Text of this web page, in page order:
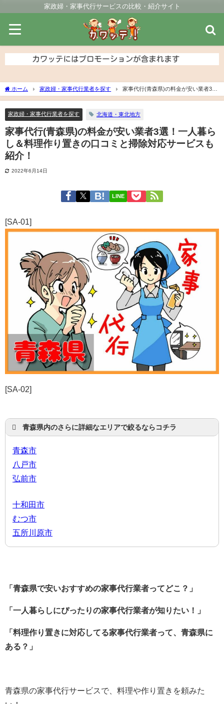
家政婦・家事代行サービスの比較・紹介サイト
ホーム 家政婦・家事代行業者を探す
家事代行(青森県)の料金が安い業者3
選！一人暮らし＆料理作り置きの口コミと掃除対応サービスも紹介！
家政婦・家事代行業者を探す 北海道・東北地方
家事代行(青森県)の料金が安い業者3選！一人暮ら
し＆料理作り置きの口コミと掃除対応サービスも
紹介！
2022年6月14日
LINE
[SA-01]
[SA-02]
青森県内のさらに詳細なエリアで絞るならコチラ
青森市
八戸市
弘前市
十和田市
むつ市
五所川原市
「青森県で安いおすすめの家事代行業者ってどこ？」
「一人暮らしにぴったりの家事代行業者が知りたい！」
「料理作り置きに対応してる家事代行業者って、青森県に
ある？」
青森県の家事代行サービスで、料理や作り置きを頼みた